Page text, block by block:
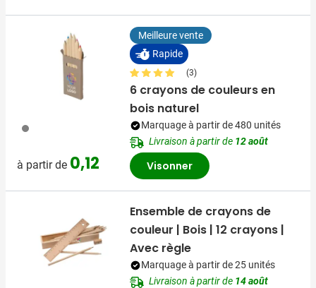
003
à partir de 0,12
Meilleure vente
Rapide
(3)
6 crayons de couleurs en
bois naturel
Marquage à partir de 480 unités
Livraison à partir de 12 août
Visonner
Ensemble de crayons de
couleur | Bois | 12 crayons |
Avec règle
Marquage à partir de 25 unités
Livraison à partir de 14 août